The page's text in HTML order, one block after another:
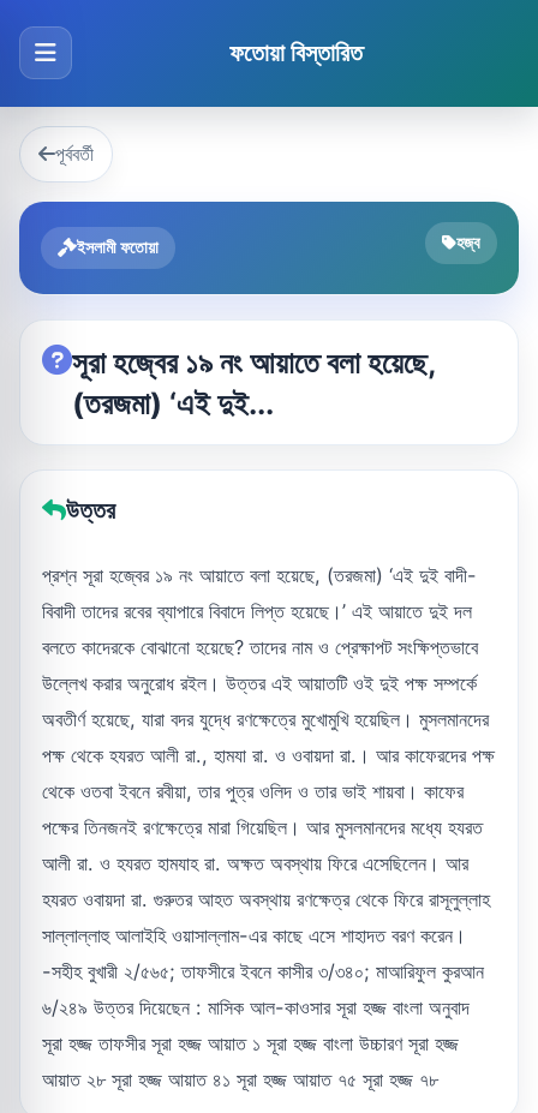
ফতোয়া বিস্তারিত
পূর্ববর্তী
ইসলামী ফতোয়া হজ্ব
সূরা হজ্বের ১৯ নং আয়াতে বলা হয়েছে,
(তরজমা) ‘এই দুই...
উত্তর
প্রশ্ন সূরা হজ্বের ১৯ নং আয়াতে বলা হয়েছে, (তরজমা) ‘এই দুই বাদী-
বিবাদী তাদের রবের ব্যাপারে বিবাদে লিপ্ত হয়েছে।’ এই আয়াতে দুই দল
বলতে কাদেরকে বোঝানো হয়েছে? তাদের নাম ও প্রেক্ষাপট সংক্ষিপ্তভাবে
উল্লেখ করার অনুরোধ রইল। উত্তর এই আয়াতটি ওই দুই পক্ষ সম্পর্কে
অবতীর্ণ হয়েছে, যারা বদর যুদ্ধে রণক্ষেত্রে মুখোমুখি হয়েছিল। মুসলমানদের
পক্ষ থেকে হযরত আলী রা., হামযা রা. ও ওবায়দা রা.। আর কাফেরদের পক্ষ
থেকে ওতবা ইবনে রবীয়া, তার পুত্র ওলিদ ও তার ভাই শায়বা। কাফের
পক্ষের তিনজনই রণক্ষেত্রে মারা গিয়েছিল। আর মুসলমানদের মধ্যে হযরত
আলী রা. ও হযরত হামযাহ রা. অক্ষত অবস্থায় ফিরে এসেছিলেন। আর
হযরত ওবায়দা রা. গুরুতর আহত অবস্থায় রণক্ষেত্র থেকে ফিরে রাসূলুল্লাহ
সাল্লাল্লাহু আলাইহি ওয়াসাল্লাম-এর কাছে এসে শাহাদত বরণ করেন।
-সহীহ বুখারী ২/৫৬৫; তাফসীরে ইবনে কাসীর ৩/৩৪০; মাআরিফুল কুরআন
৬/২৪৯ উত্তর দিয়েছেন : মাসিক আল-কাওসার সূরা হজ্জ বাংলা অনুবাদ
সূরা হজ্জ তাফসীর সূরা হজ্জ আয়াত ১ সূরা হজ্জ বাংলা উচ্চারণ সূরা হজ্জ
আয়াত ২৮ সূরা হজ্জ আয়াত ৪১ সূরা হজ্জ আয়াত ৭৫ সূরা হজ্জ ৭৮